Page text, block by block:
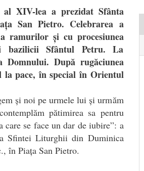
XIV-lea a prezidat Sfânta
San Pietro. Celebrarea a
ramurilor și cu procesiunea
bazilicii Sfântul Petru. La
Domnului. După rugăciunea
la pace, în special în Orientul
și noi pe urmele lui și urmăm
pătimirea sa pentru
care se face un dar de iubire”: a
Sfintei Liturghii din Duminica
în Piața San Pietro.